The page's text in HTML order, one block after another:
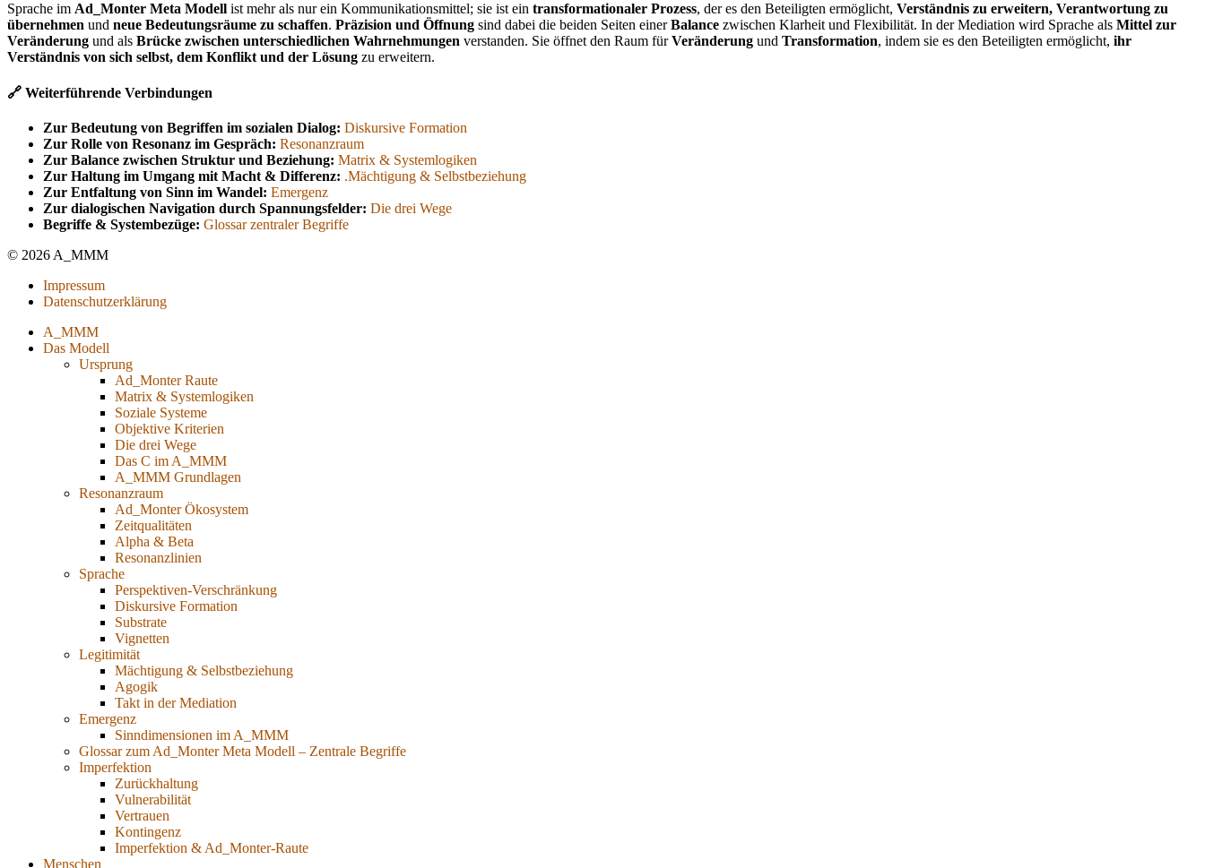
Sprache im Ad_Monter Meta Modell ist mehr als nur ein Kommunikationsmittel; sie ist ein transformationaler Prozess, der es den Beteiligten ermöglicht, Verständnis zu erweitern, Verantwortung zu
übernehmen und neue Bedeutungsräume zu schaffen. Präzision und Öffnung sind dabei die beiden Seiten einerBalance zwischen Klarheit und Flexibilität. In der Mediation wird Sprache als Mittel zur
Veränderung und als Brücke zwischen unterschiedlichen Wahrnehmungen verstanden. Sie öffnet den Raum fürVeränderung und Transformation, indem sie es den Beteiligten ermöglicht, ihr
Verständnis von sich selbst, dem Konflikt und der Lösung zu erweitern.
🔗 Weiterführende Verbindungen
Zur Bedeutung von Begriffen im sozialen Dialog: Diskursive Formation
Zur Rolle von Resonanz im Gespräch: Resonanzraum
Zur Balance zwischen Struktur und Beziehung: Matrix & Systemlogiken
Zur Haltung im Umgang mit Macht & Differenz: .Mächtigung & Selbstbeziehung
Zur Entfaltung von Sinn im Wandel: Emergenz
Zur dialogischen Navigation durch Spannungsfelder: Die drei Wege
Begriffe & Systembezüge: Glossar zentraler Begriffe
© 2026 A_MMM
Impressum
Datenschutzerklärung
A_MMM
Das Modell
Ursprung
Ad_Monter Raute
Matrix & Systemlogiken
Soziale Systeme
Objektive Kriterien
Die drei Wege
Das C im A_MMM
A_MMM Grundlagen
Resonanzraum
Ad_Monter Ökosystem
Zeitqualitäten
Alpha & Beta
Resonanzlinien
Sprache
Perspektiven-Verschränkung
Diskursive Formation
Substrate
Vignetten
Legitimität
Mächtigung & Selbstbeziehung
Agogik
Takt in der Mediation
Emergenz
Sinndimensionen im A_MMM
Glossar zum Ad_Monter Meta Modell – Zentrale Begriffe
Imperfektion
Zurückhaltung
Vulnerabilität
Vertrauen
Kontingenz
Imperfektion & Ad_Monter-Raute
Menschen